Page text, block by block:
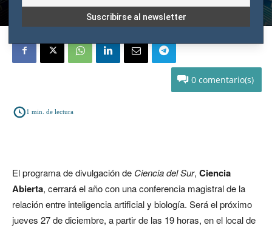
0
1 min. de lectura
El programa de divulgación de Ciencia del Sur, Ciencia
Abierta, cerrará el año con una conferencia magistral de la
relación entre inteligencia artificial y biología. Será el próximo
jueves 27 de diciembre, a partir de las 19 horas, en el local de